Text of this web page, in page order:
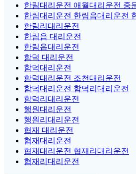
한림대리운전 애월대리운전 중
한림대리운전 한림읍대리운전
한림리대리운전
한림읍 대리운전
한림읍대리운전
함덕 대리운전
함덕대리운전
함덕대리운전 조천대리운전
함덕대리운전 함덕리대리운전
함덕리대리운전
행원대리운전
행원리대리운전
협재 대리운전
협재대리운전
협재대리운전 협재리대리운전
협재리대리운전